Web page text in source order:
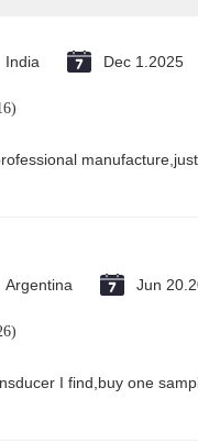
India Dec 1.2025
Argentina Jun
I find,buy one